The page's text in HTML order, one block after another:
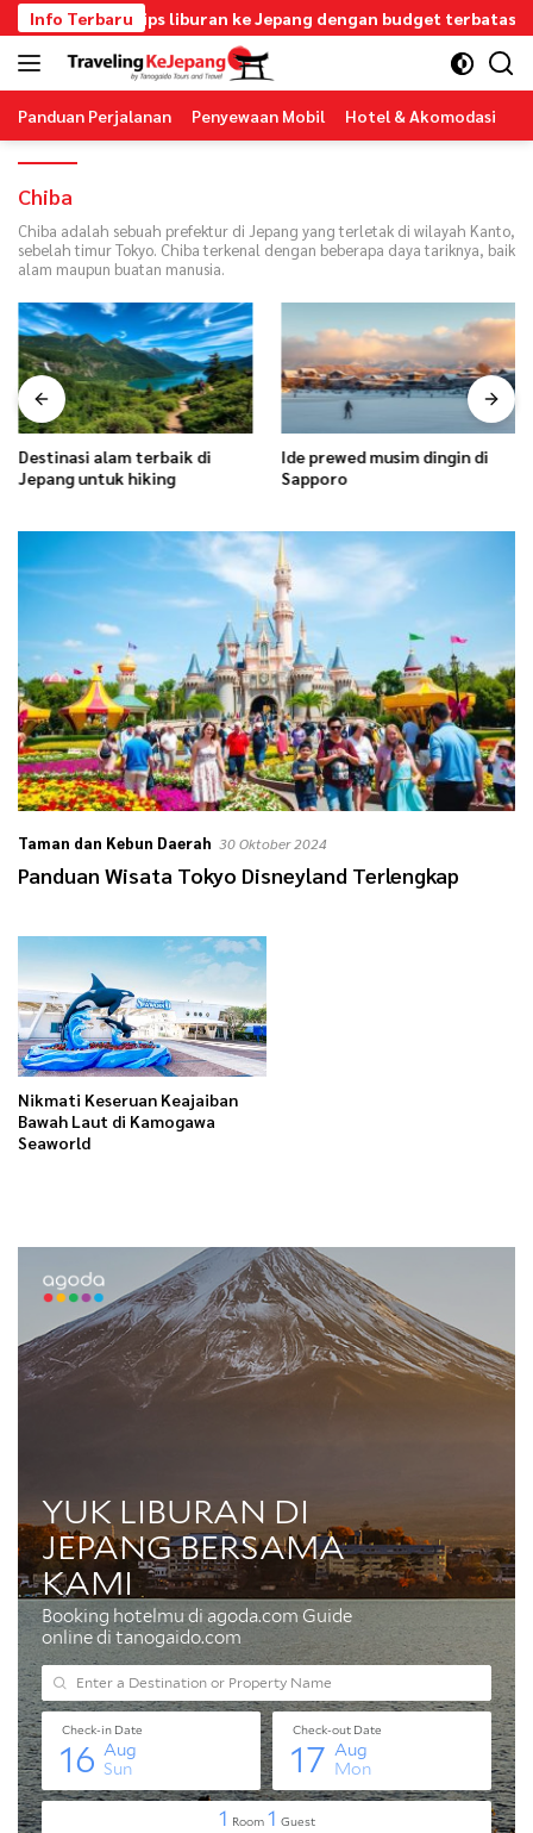
Langsung
ke
konten
Info TerbaruTips liburan ke Jepang dengan budget terbatas
Panduan Perjalanan Penyewaan Mobil Hotel & Akomodasi
Chiba
Chiba adalah sebuah prefektur di Jepang yang terletak di wilayah Kanto,
sebelah timur Tokyo. Chiba terkenal dengan beberapa daya tariknya, baik
alam maupun buatan manusia.
Destinasi alam terbaik di
Jepang untuk hiking
Ide prewed musim dingin di
Sapporo
Taman dan Kebun Daerah 30 Oktober 2024
Panduan Wisata Tokyo Disneyland Terlengkap
Nikmati Keseruan Keajaiban
Bawah Laut di Kamogawa
Seaworld